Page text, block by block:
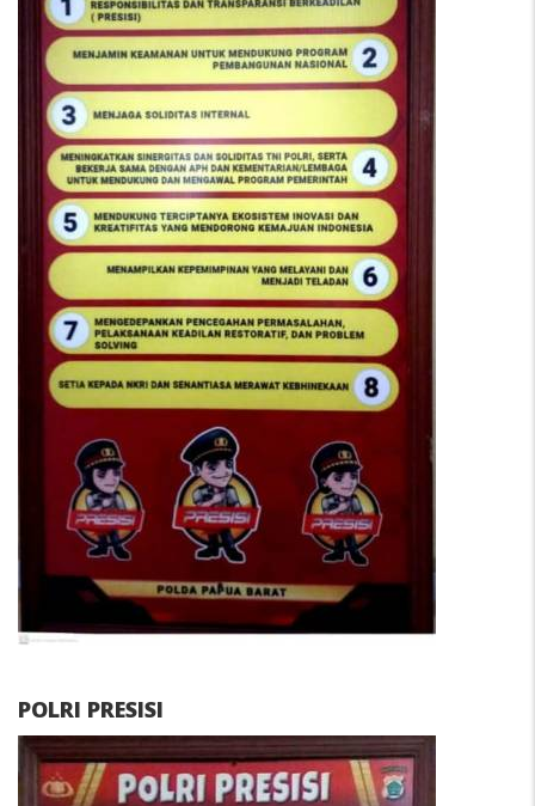
POLRI PRESISI